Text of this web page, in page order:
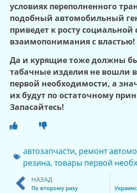
условиях переполненного
подобный автомобильный
приведет к росту социальной
взаимопонимания с властью!
Да и курящие тоже должны
табачные изделия не вошли
первой необходимости, а
их будут по остаточному
Запасайтесь!
автозапчасти, ремонт
резина, товары первой
НАЗАД
По второму разу